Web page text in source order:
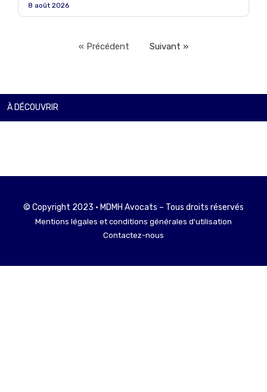
8 août 2026
« Précédent Suivant »
À DÉCOUVRIR
© Copyright 2023 • MDMH Avocats – Tous droits réservés
Mentions légales et conditions générales d'utilisation
Contactez-nous